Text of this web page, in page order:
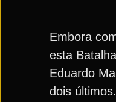
Embora
esta
Eduardo
dois